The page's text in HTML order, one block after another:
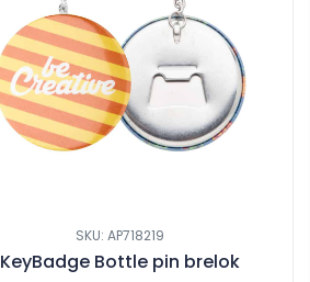
SKU: AP718219
KeyBadge Bottle pin brelok